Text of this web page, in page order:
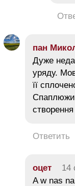
пан
Дуже
уряду.
її
Ответить
оцет 14
A w nas